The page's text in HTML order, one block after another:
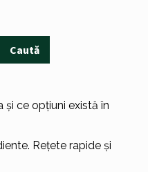
Caută
ce opțiuni există în
Rețete rapide și